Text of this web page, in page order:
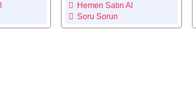
Hemen Satın Al
Soru Sorun